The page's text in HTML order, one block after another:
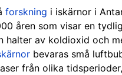
forskning i iskärnor i
åren som visar en tydlig
halter av koldioxid och
bevaras små
från olika